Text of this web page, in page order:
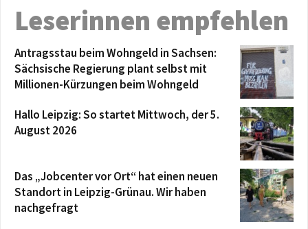
Leserinnen empfehlen
Antragsstau beim Wohngeld in Sachsen:
Sächsische Regierung plant selbst mit
Millionen-Kürzungen beim Wohngeld
Hallo Leipzig: So startet Mittwoch, der 5.
August 2026
Das „Jobcenter vor Ort“ hat einen neuen
Standort in Leipzig-Grünau. Wir haben
nachgefragt